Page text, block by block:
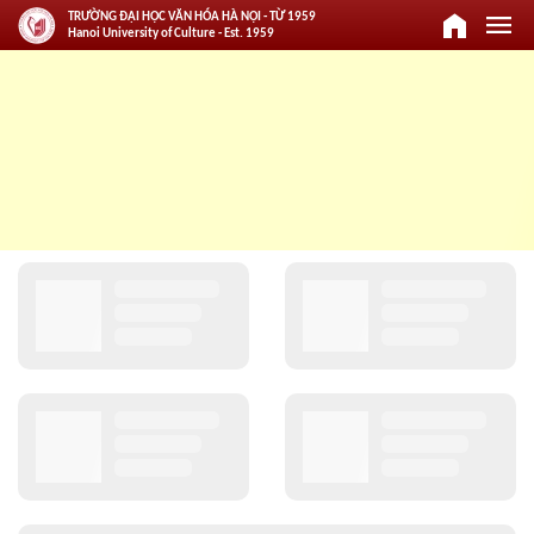
TRƯỜNG ĐẠI HỌC VĂN HÓA HÀ NỘI - TỪ 1959
Hanoi University of Culture - Est. 1959
home menu